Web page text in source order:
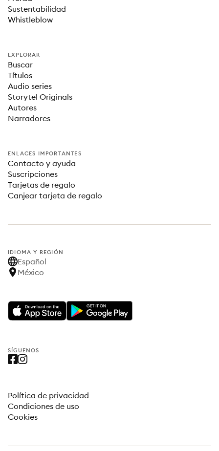
Sustentabilidad
Whistleblow
EXPLORAR
Buscar
Títulos
Audio series
Storytel Originals
Autores
Narradores
ENLACES IMPORTANTES
Contacto y ayuda
Suscripciones
Tarjetas de regalo
Canjear tarjeta de regalo
IDIOMA Y REGIÓN
Español
México
SÍGUENOS
Política de privacidad
Condiciones de uso
Cookies